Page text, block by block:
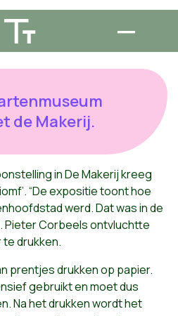
de Makerij.
in De Makerij kreeg
“De expositie toont hoe
werd. Dat was in de
Pieter Corbeels ontvluchtte
drukken.
prentjes drukken op papier.
gebruikt en moet dus
Na het drukken wordt het